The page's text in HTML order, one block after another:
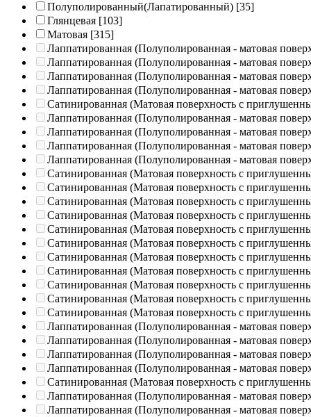
Полуполированный(Лапатированный) [35]
Глянцевая [103]
Матовая [315]
Лаппатированная (Полуполированная - матовая
Лаппатированная (Полуполированная - матовая
Лаппатированная (Полуполированная - матовая
Лаппатированная (Полуполированная - матовая
Сатинированная (Матовая поверхность с
Лаппатированная (Полуполированная - матовая
Лаппатированная (Полуполированная - матовая
Лаппатированная (Полуполированная - матовая
Лаппатированная (Полуполированная - матовая
Сатинированная (Матовая поверхность с
Сатинированная (Матовая поверхность с
Сатинированная (Матовая поверхность с
Сатинированная (Матовая поверхность с
Сатинированная (Матовая поверхность с
Сатинированная (Матовая поверхность с
Сатинированная (Матовая поверхность с
Сатинированная (Матовая поверхность с
Сатинированная (Матовая поверхность с
Сатинированная (Матовая поверхность с
Сатинированная (Матовая поверхность с
Лаппатированная (Полуполированная - матовая
Лаппатированная (Полуполированная - матовая
Лаппатированная (Полуполированная - матовая
Лаппатированная (Полуполированная - матовая
Сатинированная (Матовая поверхность с
Лаппатированная (Полуполированная - матовая
Лаппатированная (Полуполированная - матовая